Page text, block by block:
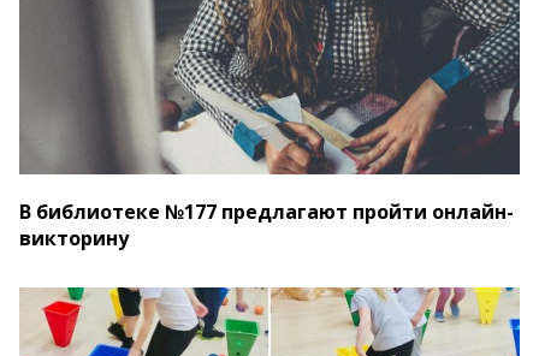
В библиотеке №177 предлагают пройти онлайн-
викторину